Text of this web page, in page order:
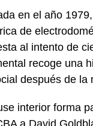
en el año
de
al intento de
recoge una
después de la
interior forma
a David